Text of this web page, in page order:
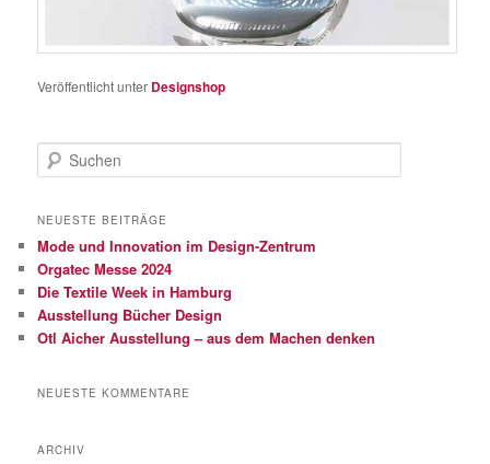
Veröffentlicht unter Designshop
u
h
n
NEUESTE BEITRÄGE
Mode und Innovation im Design-Zentrum
Orgatec Messe 2024
Die Textile Week in Hamburg
Ausstellung Bücher Design
Otl Aicher Ausstellung – aus dem Machen denken
NEUESTE KOMMENTARE
ARCHIV